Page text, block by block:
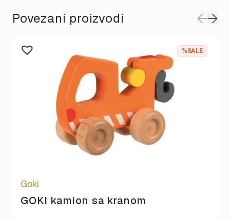
Povezani proizvodi
%SALE
Goki
GOKI kamion sa kranom